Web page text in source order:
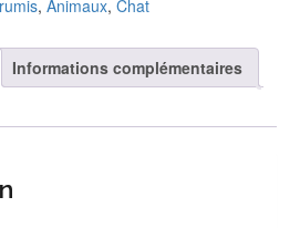
, Animaux, Chat
Informations complémentaires